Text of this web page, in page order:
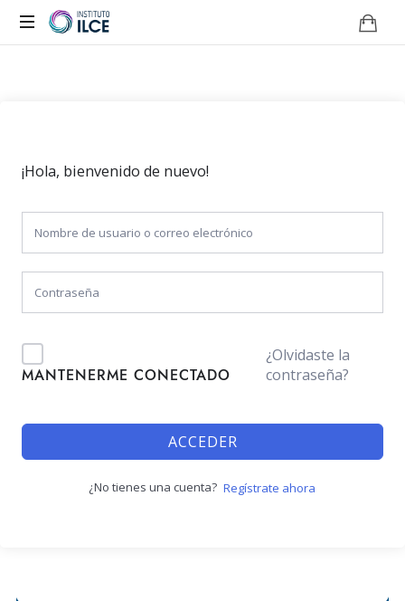
¡Hola, bienvenido de nuevo!
MANTENERME CONECTADO
¿Olvidaste la
contraseña?
ACCEDER
¿No tienes una cuenta? Regístrate ahora